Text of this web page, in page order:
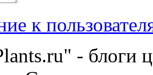
к
- блоги